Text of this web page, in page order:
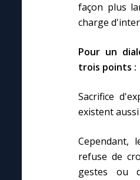
façon plus
charge
Pour un
trois points :
Sacrifice
existent
Cependant,
refuse de
gestes ou